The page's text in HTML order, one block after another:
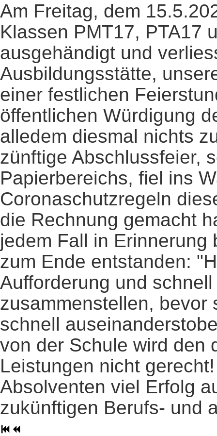
Am Freitag, dem
Klassen PMT17, PTA17
ausgehändigt und
Ausbildungsstätte,
einer festlichen
öffentlichen Würdigung
alledem diesmal nichts
zünftige Abschlussfeier,
Papierbereichs, fiel ins
Coronaschutzregeln
die Rechnung gemacht
jedem Fall in Erinnerung
zum Ende entstanden:
Aufforderung und
zusammenstellen, bevor
schnell
von der Schule wird den
Leistungen nicht
Absolventen viel Erfolg
zukünftigen Berufs- und